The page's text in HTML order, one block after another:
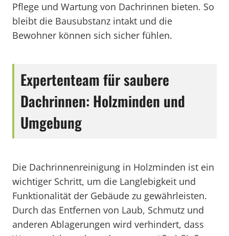
Pflege und Wartung von Dachrinnen bieten. So
bleibt die Bausubstanz intakt und die
Bewohner können sich sicher fühlen.
Expertenteam für saubere
Dachrinnen: Holzminden und
Umgebung
Die Dachrinnenreinigung in Holzminden ist ein
wichtiger Schritt, um die Langlebigkeit und
Funktionalität der Gebäude zu gewährleisten.
Durch das Entfernen von Laub, Schmutz und
anderen Ablagerungen wird verhindert, dass